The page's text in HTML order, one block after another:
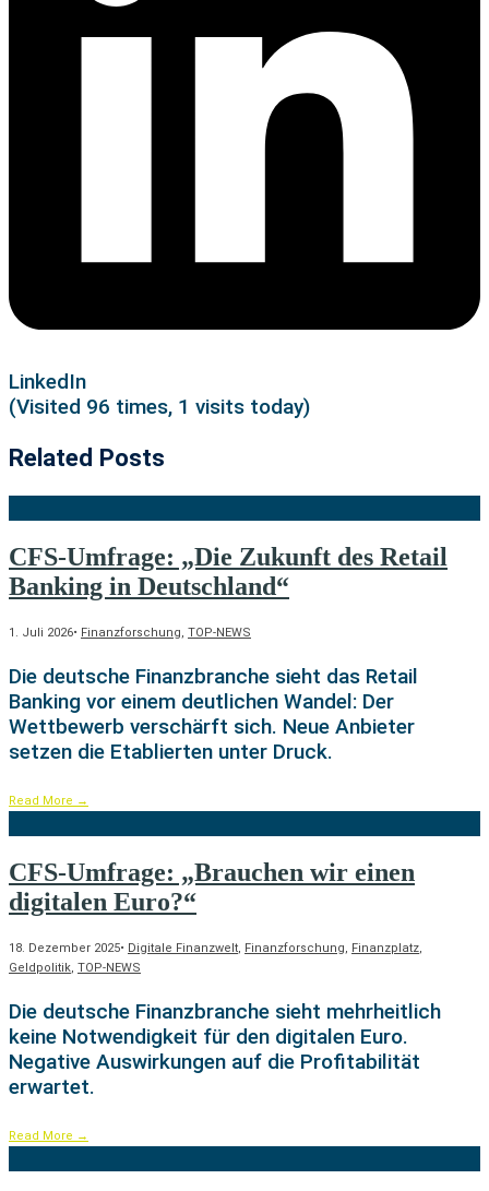
LinkedIn
(Visited 96 times, 1 visits today)
Related Posts
CFS-Umfrage: „Die Zukunft des Retail
Banking in Deutschland“
1. Juli 2026• Finanzforschung, TOP-NEWS
Die deutsche Finanzbranche sieht das Retail
Banking vor einem deutlichen Wandel: Der
Wettbewerb verschärft sich. Neue Anbieter
setzen die Etablierten unter Druck.
Read More →
CFS-Umfrage: „Brauchen wir einen
digitalen Euro?“
18. Dezember 2025• Digitale Finanzwelt, Finanzforschung, Finanzplatz,
Geldpolitik, TOP-NEWS
Die deutsche Finanzbranche sieht mehrheitlich
keine Notwendigkeit für den digitalen Euro.
Negative Auswirkungen auf die Profitabilität
erwartet.
Read More →